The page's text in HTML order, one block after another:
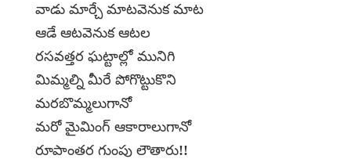
వాడు మార్చే మాటవెనుక మాట
ఆడే ఆటవెనుక ఆటల
రసవత్తర ఘట్టాల్లో మునిగి
మిమ్మల్ని మీరే పోగొట్టుకొని
మరబొమ్మలుగానో
మరో మైమింగ్ ఆకారాలుగానో
రూపాంతర గుంపు లౌతారు!!